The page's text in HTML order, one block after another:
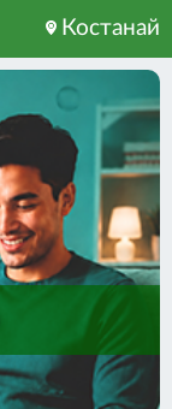
Костанай